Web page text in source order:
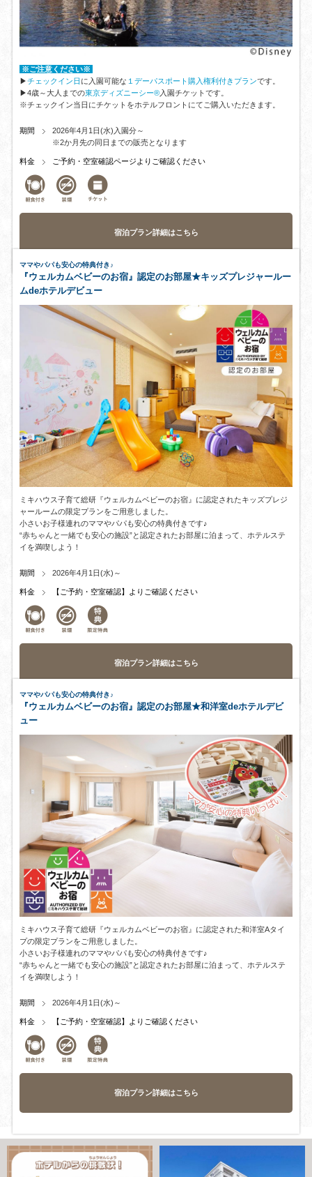
※ご注意ください※
▶チェックイン日 に入園可能な １デーパスポート購入権利付きプランです。
▶4歳～大人までの東京ディズニーシー® 入園チケットです。
※チェックイン当日にチケットをホテルフロントにてご購入いただきます。
期間
2026年4月1日(水)入園分～
※2か月先の同日までの販売となります
料金 ご予約・空室確認ページよりご確認ください
宿泊プラン詳細はこちら
ママやパパも安心の特典付き♪
『ウェルカムベビーのお宿』認定のお部屋★キッズプレジャールー
ムdeホテルデビュー
ミキハウス子育て総研『ウェルカムベビーのお宿』に認定されたキッズプレジ
ャールームの限定プランをご用意しました。
小さいお子様連れのママやパパも安心の特典付きです♪
“赤ちゃんと一緒でも安心の施設”と認定されたお部屋に泊まって、ホテルステ
イを満喫しよう！
期間 2026年4月1日(水)～
料金 【ご予約・空室確認】よりご確認ください
宿泊プラン詳細はこちら
ママやパパも安心の特典付き♪
『ウェルカムベビーのお宿』認定のお部屋★和洋室deホテルデビ
ュー
ミキハウス子育て総研『ウェルカムベビーのお宿』に認定された和洋室Aタイ
プの限定プランをご用意しました。
小さいお子様連れのママやパパも安心の特典付きです♪
“赤ちゃんと一緒でも安心の施設”と認定されたお部屋に泊まって、ホテルステ
イを満喫しよう！
期間 2026年4月1日(水)～
料金 【ご予約・空室確認】よりご確認ください
宿泊プラン詳細はこちら